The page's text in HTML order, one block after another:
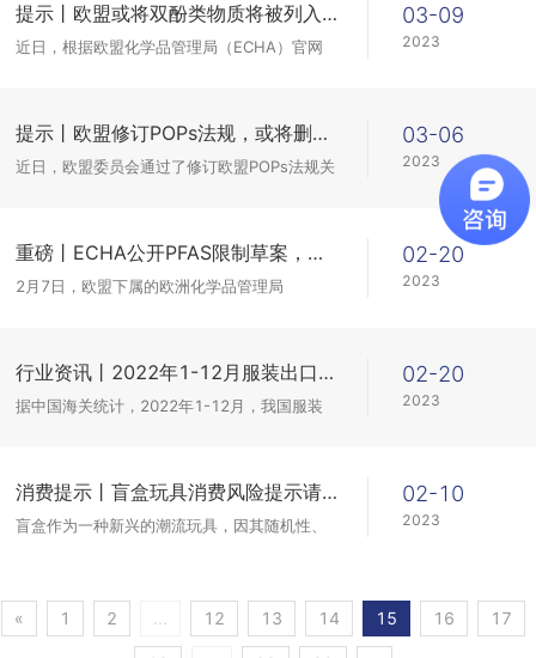
提示丨欧盟或将双酚类物质将被列入REACH附录17限制管理
近日，根据欧盟化学品管理局（ECHA）官网
03-09
2023
提示丨欧盟修订POPs法规，或将删除PFOA类物质部分特定豁免条款
近日，欧盟委员会通过了修订欧盟POPs法规关
03-06
2023
重磅丨ECHA公开PFAS限制草案，超过10000种PFASs物质或将面临禁售退市！
2月7日，欧盟下属的欧洲化学品管理局
an...
02-20
2023
行业资讯丨2022年1-12月服装出口分析
据中国海关统计，2022年1-12月，我国服装
02-20
2023
消费提示丨盲盒玩具消费风险提示请收下！
盲盒作为一种新兴的潮流玩具，因其随机性、
哭闹着要买的场面也时有发生。
02-10
2023
« 1 2 12 13 14 15 16 17